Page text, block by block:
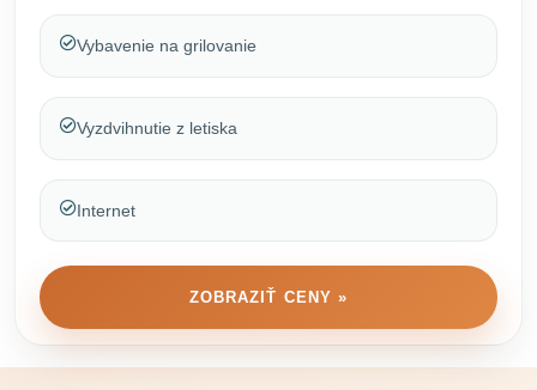
Vybavenie na grilovanie
Vyzdvihnutie z letiska
Internet
ZOBRAZIŤ CENY »